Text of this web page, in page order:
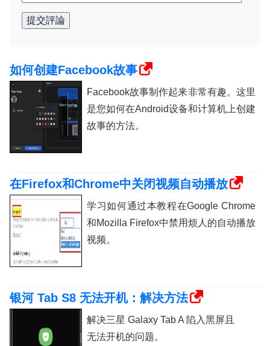
提交評論
如何创建Facebook故事
Facebook故事制作起来非常有趣。这里
是您如何在Android设备和计算机上创建
故事的方法。
在Firefox和Chrome中关闭视频自动播放
学习如何通过本教程在Google Chrome
和Mozilla Firefox中禁用烦人的自动播放
视频。
银河 Tab S8 无法开机：解决方法
解决三星 Galaxy Tab A 陷入黑屏且
无法开机的问题。